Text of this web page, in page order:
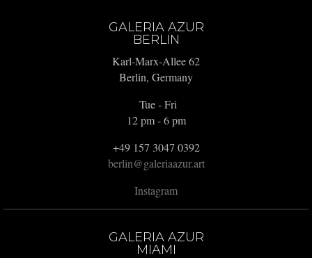
GALERIA AZUR
BERLIN
Karl-Marx-Allee 62
Berlin, Germany
Tue - Fri
12 pm - 6 pm
+49 157 3047 0392
berlin@galeriaazur.art
Instagram
GALERIA AZUR
MIAMI